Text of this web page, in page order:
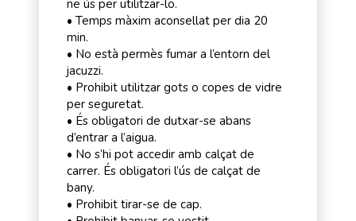
ne ús per utilitzar-lo.
• Temps màxim aconsellat per dia 20
min.
• No està permès fumar a l’entorn del
jacuzzi.
• Prohibit utilitzar gots o copes de vidre
per seguretat.
• És obligatori de dutxar-se abans
d’entrar a l’aigua.
• No s’hi pot accedir amb calçat de
carrer. És obligatori l’ús de calçat de
bany.
• Prohibit tirar-se de cap.